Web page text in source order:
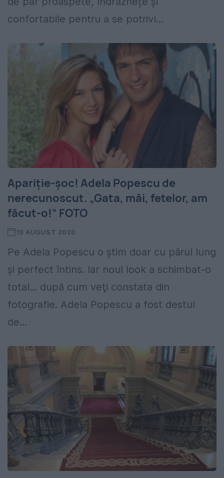
confortabile pentru a se potrivi...
Apariţie-şoc! Adela Popescu de
nerecunoscut. „Gata, măi, fetelor, am
făcut-o!” FOTO
19 AUGUST 2020
Pe Adela Popescu o ştim doar cu părul lung
şi perfect întins. Iar noul look a schimbat-o
total... după cum veţi constata din
fotografie. Adela Popescu a fost destul
de...